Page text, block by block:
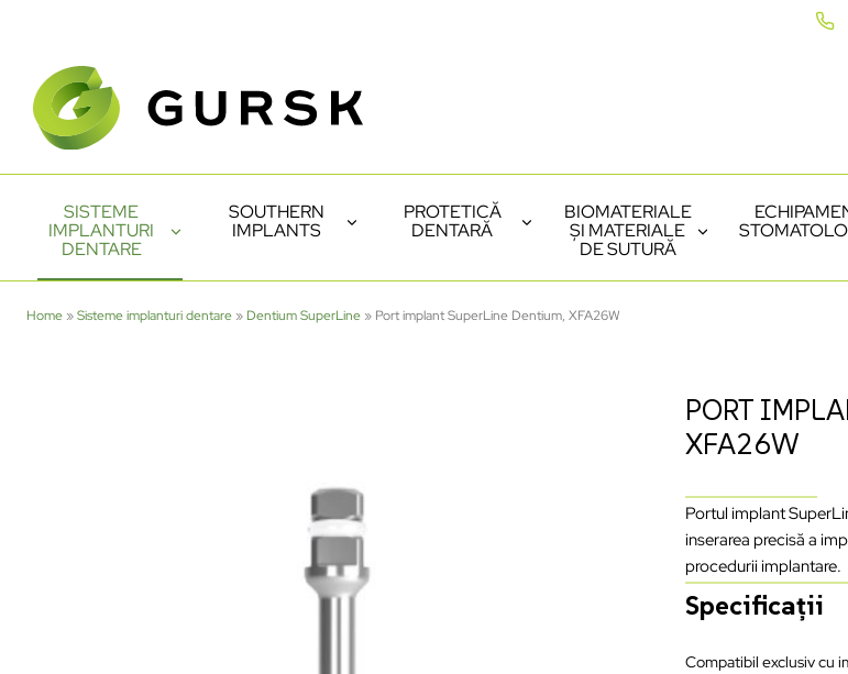
SISTEME
IMPLANTURI
DENTARE
SOUTHERN
IMPLANTS
PROTETICĂ
DENTARĂ
BIOMATERIALE
ȘI MATERIALE
DE SUTURĂ
Home »Sisteme implanturi dentare » Dentium SuperLine » Port implant SuperLine Dentium, XFA26W
PORT
XFA26W
Portul implant
inserarea precisă a
procedurii implantare.
Specificații
Compatibil exclusiv cu